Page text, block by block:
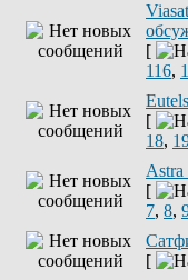
[
116,
[
18,
Astra
[
7, 8,
[